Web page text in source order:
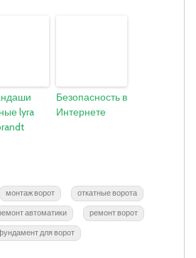
lyra
Безопасность в
Интернете
монтаж ворот откатные ворота
автоматики ремонт ворот
для ворот